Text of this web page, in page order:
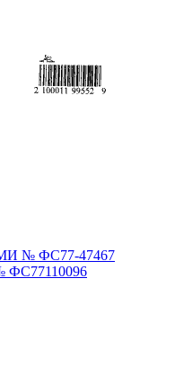
№ ФС77-47467
ФС77110096